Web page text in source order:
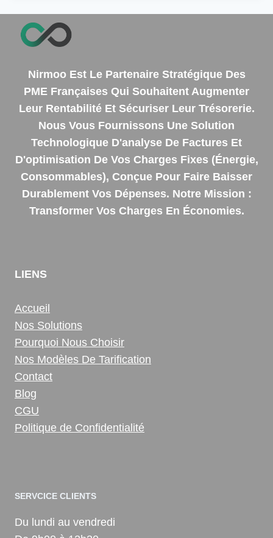
Nirmoo Est Le Partenaire Stratégique Des
PME Françaises Qui Souhaitent Augmenter
Leur Rentabilité Et Sécuriser Leur Trésorerie.
Nous Vous Fournissons Une Solution
Technologique D'analyse De Factures Et
D'optimisation De Vos Charges Fixes (énergie,
Consommables), Conçue Pour Faire Baisser
Durablement Vos Dépenses. Notre Mission :
Transformer Vos Charges En Économies.
LIENS
Accueil
Nos Solutions
Pourquoi Nous Choisir
Nos Modèles De Tarification
Contact
Blog
CGU
Politique de Confidentialité
SERVCICE CLIENTS
Du lundi au vendredi